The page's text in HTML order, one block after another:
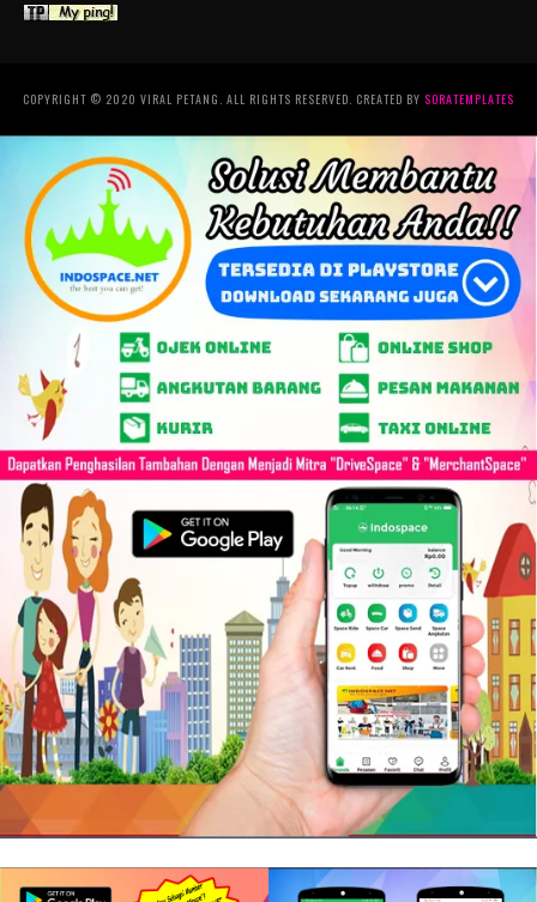
COPYRIGHT © 2020 VIRAL PETANG. ALL RIGHTS RESERVED. CREATED BY SORATEMPLATES